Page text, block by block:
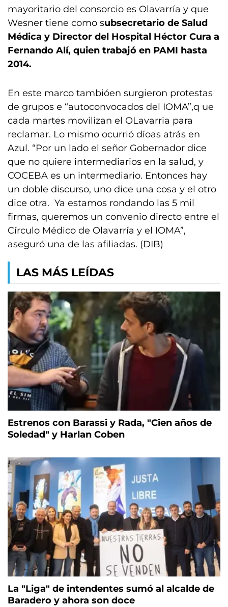
mayoritario del consorcio es Olavarría y que
Wesner tiene como subsecretario de Salud
Médica y Director del Hospital Héctor Cura a
Fernando Alí, quien trabajó en PAMI hasta
2014.
En este marco tambióen surgieron protestas
de grupos e “autoconvocados del IOMA”,q ue
cada martes movilizan el OLavarria para
reclamar. Lo mismo ocurrió díoas atrás en
Azul. “Por un lado el señor Gobernador dice
que no quiere intermediarios en la salud, y
COCEBA es un intermediario. Entonces hay
un doble discurso, uno dice una cosa y el otro
dice otra. Ya estamos rondando las 5 mil
firmas, queremos un convenio directo entre el
Círculo Médico de Olavarría y el IOMA”,
aseguró una de las afiliadas. (DIB)
LAS MÁS LEÍDAS
Estrenos con Barassi y Rada, "Cien años de
Soledad" y Harlan Coben
La "Liga" de intendentes sumó al alcalde de
Baradero y ahora son doce